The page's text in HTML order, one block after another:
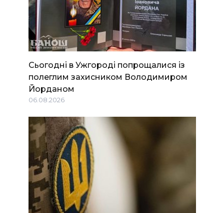
Сьогодні в Ужгороді попрощалися із
полеглим захисником Володимиром
Йорданом
06.08.2026